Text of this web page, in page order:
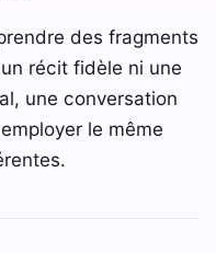
des fragments
récit fidèle ni une
une conversation
le même